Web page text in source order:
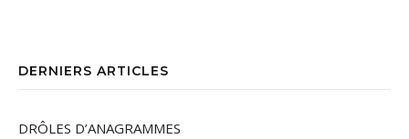
DERNIERS ARTICLES
DRÔLES D’ANAGRAMMES